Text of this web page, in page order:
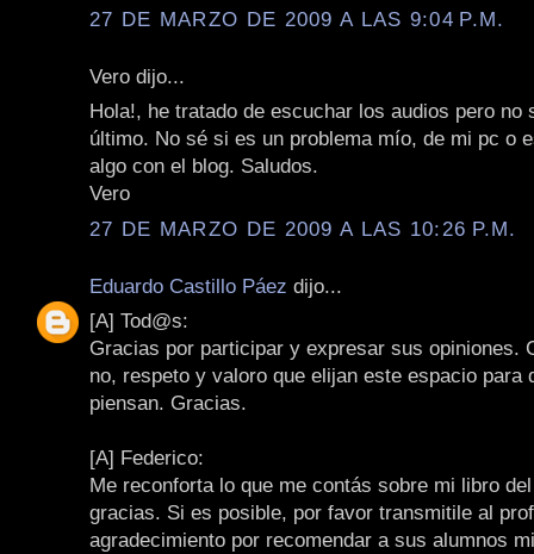
27 DE MARZO DE 2009 A LAS 9:04 P.M.
Vero dijo...
Hola!, he tratado de escuchar los audios pero no
último. No sé si es un problema mío, de mi pc o
algo con el blog. Saludos.
Vero
27 DE MARZO DE 2009 A LAS 10:26 P.M.
Eduardo Castillo Páez dijo...
[A] Tod@s:
Gracias por participar y expresar sus opiniones.
no, respeto y valoro que elijan este espacio para
piensan. Gracias.
[A] Federico:
Me reconforta lo que me contás sobre mi libro
gracias. Si es posible, por favor transmitile al
agradecimiento por recomendar a sus alumnos